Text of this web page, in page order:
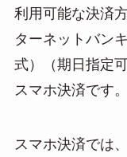
利用可能な決済
ターネットバン
式）（期日指定
スマホ決済です。
スマホ決済では